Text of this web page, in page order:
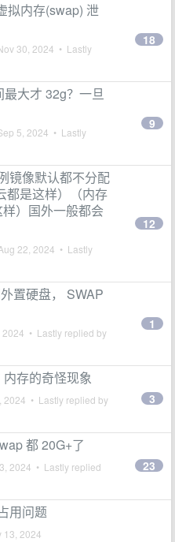
拟内存(swap) 泄
30, 2024 • Lastly
18
大才 32g？一旦
5, 2024 • Lastly
9
镜像默认都不分配
都是这样）（内存
）国外一般都会
22, 2024 • Lastly
12
置硬盘， SWAP
2024 • Lastly replied by
1
存的奇怪现象
2024 • Lastly replied by 3
都 20G+了
2024 • Lastly replied
23
用问题
13, 2024